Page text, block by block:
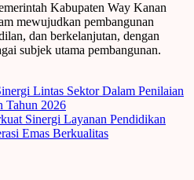
Kabupaten Way Kanan
mewujudkan pembangunan
dan berkelanjutan, dengan
subjek utama pembangunan.
Lintas Sektor Dalam Penilaian
Tahun 2026
Sinergi Layanan Pendidikan
Emas Berkualitas